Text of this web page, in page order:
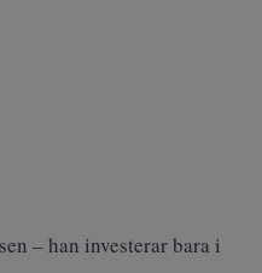
– han investerar bara i